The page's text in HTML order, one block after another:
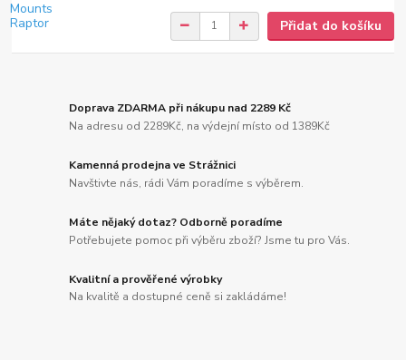
Přidat do košíku
Doprava ZDARMA při nákupu nad 2289 Kč
Na adresu od 2289Kč, na výdejní místo od 1389Kč
Kamenná prodejna ve Strážnici
Navštivte nás, rádi Vám poradíme s výběrem.
Máte nějaký dotaz? Odborně poradíme
Potřebujete pomoc při výběru zboží? Jsme tu pro Vás.
Kvalitní a prověřené výrobky
Na kvalitě a dostupné ceně si zakládáme!